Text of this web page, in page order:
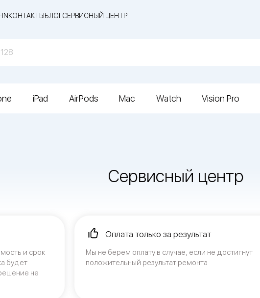
INКОНТАКТЫБЛОГСЕРВИСНЫЙ ЦЕНТР
iPad AirPods Mac Watch Vision Pro
Сервисный центр
и срок
будет
не
Оплата только за результат
Мы не берем оплату в случае, если не достигнут
положительный результат ремонта